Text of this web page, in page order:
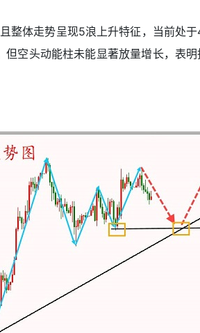
体走势呈现5浪上升特征，当前处
空头动能柱未能显著放量增长，表